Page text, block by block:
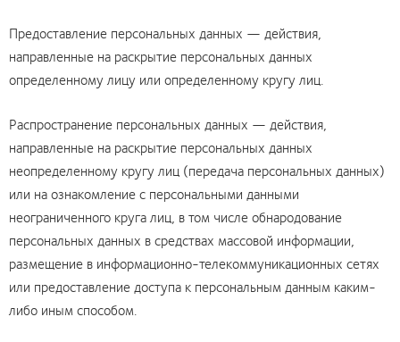
Предоставление персональных данных — действия,
направленные на раскрытие персональных данных
определенному лицу или определенному кругу лиц.
Распространение персональных данных — действия,
направленные на раскрытие персональных данных
неопределенному кругу лиц (передача персональных данных)
или на ознакомление с персональными данными
неограниченного круга лиц, в том числе обнародование
персональных данных в средствах массовой информации,
размещение в информационно-телекоммуникационных сетях
или предоставление доступа к персональным данным каким-
либо иным способом.